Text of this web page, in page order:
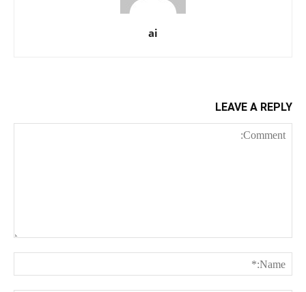
ai
LEAVE A REPLY